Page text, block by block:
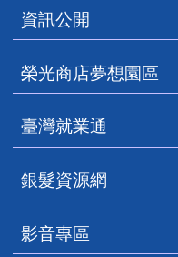
資訊公開
榮光商店夢想園區
臺灣就業通
銀髮資源網
影音專區